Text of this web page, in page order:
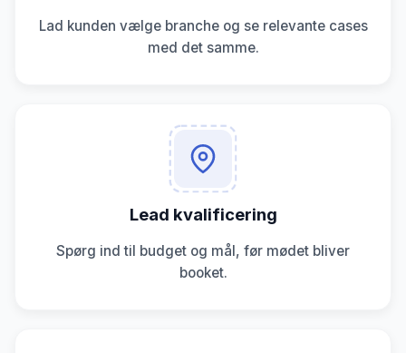
Lad kunden vælge branche og se relevante cases
med det samme.
Lead kvalificering
Spørg ind til budget og mål, før mødet bliver
booket.